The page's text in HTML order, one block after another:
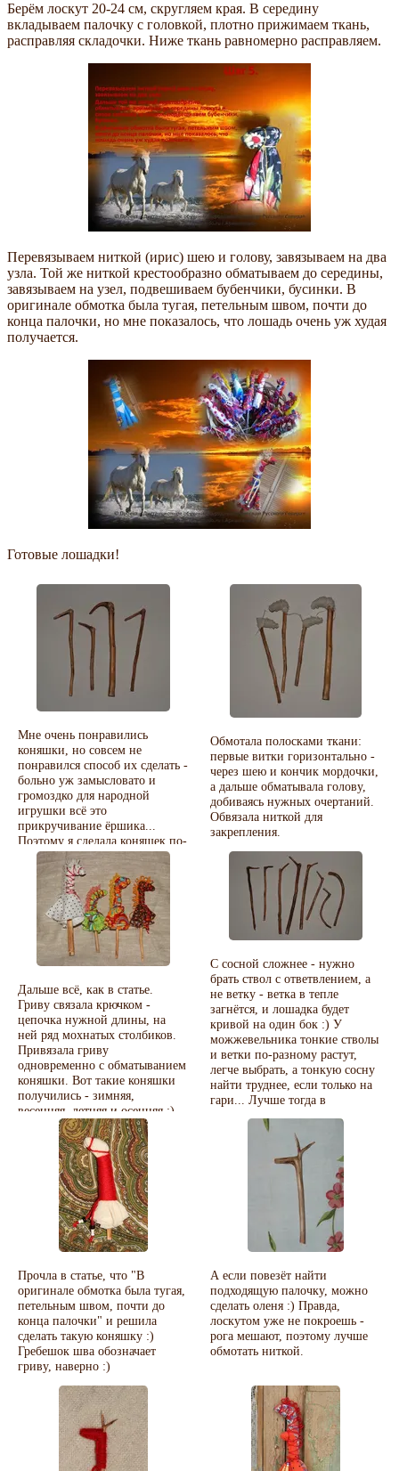
Берём лоскут 20-24 см, скругляем края. В середину
вкладываем палочку с головкой, плотно прижимаем ткань,
расправляя складочки. Ниже ткань равномерно расправляем.
Перевязываем ниткой (ирис) шею и голову, завязываем на два
узла. Той же ниткой крестообразно обматываем до середины,
завязываем на узел, подвешиваем бубенчики, бусинки. В
оригинале обмотка была тугая, петельным швом, почти до
конца палочки, но мне показалось, что лошадь очень уж худая
получается.
Готовые лошадки!
Мне очень понравились
коняшки, но совсем не
понравился способ их сделать -
больно уж замысловато и
громоздко для народной
игрушки всё это
прикручивание ёршика...
Поэтому я сделала коняшек по-
своему - проще и, думаю,
традиционнее :)
Нарезала в лесу палочек с
сухого можжевельника,
почистила...
Обмотала полосками ткани:
первые витки горизонтально -
через шею и кончик мордочки,
а дальше обматывала голову,
добиваясь нужных очертаний.
Обвязала ниткой для
закрепления.
Дальше всё, как в статье.
Гриву связала крючком -
цепочка нужной длины, на
ней ряд мохнатых столбиков.
Привязала гриву
одновременно с обматыванием
коняшки. Вот такие коняшки
получились - зимняя,
весенняя, летняя и осенняя :)
С сосной сложнее - нужно
брать ствол с ответвлением, а
не ветку - ветка в тепле
загнётся, и лошадка будет
кривой на один бок :) У
можжевельника тонкие стволы
и ветки по-разному растут,
легче выбрать, а тонкую сосну
найти труднее, если только на
гари... Лучше тогда в
лиственных поищи, там много
всяких развилок тоже :)
Вот ещё заготовки из
можжевельника (некоторые
пришлось выкинуть -
Прочла в статье, что "В
оригинале обмотка была тугая,
петельным швом, почти до
конца палочки" и решила
сделать такую коняшку :)
Гребешок шва обозначает
гриву, наверно :)
А если повезёт найти
подходящую палочку, можно
сделать оленя :) Правда,
лоскутом уже не покроешь -
рога мешают, поэтому лучше
обмотать ниткой.